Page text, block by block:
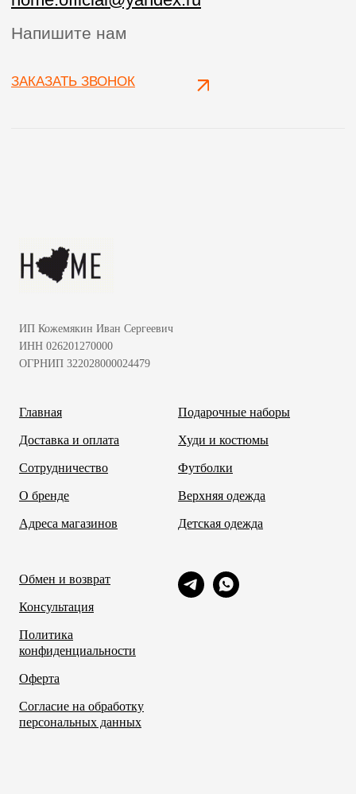
ИП Кожемякин Иван Сергеевич
ИНН 026201270000
ОГРНИП 322028000024479
Главная
Доставка и оплата
Сотрудничество
О бренде
Адреса магазинов
Подарочные наборы
Худи и костюмы
Футболки
Верхняя одежда
Детская одежда
Обмен и возврат
Консультация
Политика
конфиденциальности
Оферта
Согласие на обработку
персональных данных